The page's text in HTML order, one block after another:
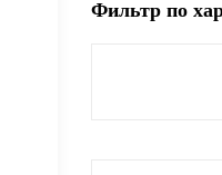
Фильтр по